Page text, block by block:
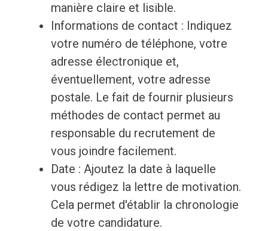
manière claire et lisible.
Informations de contact : Indiquez
votre numéro de téléphone, votre
adresse électronique et,
éventuellement, votre adresse
postale. Le fait de fournir plusieurs
méthodes de contact permet au
responsable du recrutement de
vous joindre facilement.
Date : Ajoutez la date à laquelle
vous rédigez la lettre de motivation.
Cela permet d'établir la chronologie
de votre candidature.